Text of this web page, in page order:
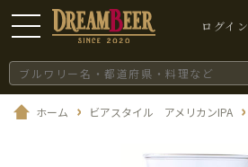
ログイン
ホーム ビアスタイル アメリカンIPA